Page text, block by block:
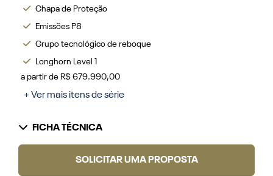
Chapa de Proteção
Emissões P8
Grupo tecnológico de reboque
Longhorn Level 1
a partir de R$ 679.990,00
+ Ver mais itens de série
FICHA TÉCNICA
SOLICITAR UMA PROPOSTA